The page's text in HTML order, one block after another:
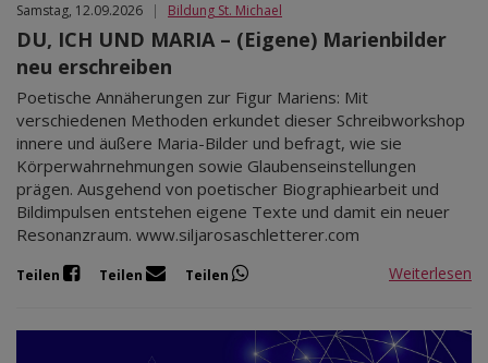
Samstag, 12.09.2026 | Bildung St. Michael
DU, ICH UND MARIA – (Eigene) Marienbilder
neu erschreiben
Poetische Annäherungen zur Figur Mariens: Mit
verschiedenen Methoden erkundet dieser Schreibworkshop
innere und äußere Maria-Bilder und befragt, wie sie
Körperwahrnehmungen sowie Glaubenseinstellungen
prägen. Ausgehend von poetischer Biographiearbeit und
Bildimpulsen entstehen eigene Texte und damit ein neuer
Resonanzraum. www.siljarosaschletterer.com
Teilen Teilen Teilen Weiterlesen